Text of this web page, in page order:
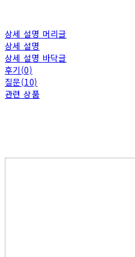
상세 설명 머리글
상세 설명
상세 설명 바닥글
후기(0)
질문(10)
관련 상품